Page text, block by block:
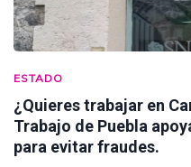
ESTADO
¿Quieres trabajar en
Trabajo de Puebla
para evitar fraudes.